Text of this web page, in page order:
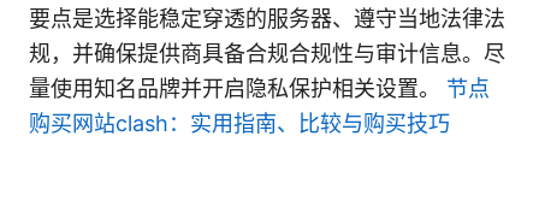
要点是选择能稳定穿透的服务器、遵守当地法律法
规，并确保提供商具备合规合规性与审计信息。尽
量使用知名品牌并开启隐私保护相关设置。 节点
购买网站clash：实用指南、比较与购买技巧